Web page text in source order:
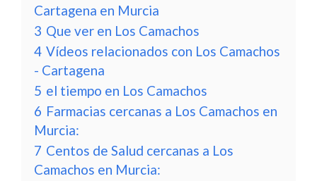
Cartagena en Murcia
3 Que ver en Los Camachos
4 Vídeos relacionados con Los Camachos
- Cartagena
5 el tiempo en Los Camachos
6 Farmacias cercanas a Los Camachos en
Murcia:
7 Centos de Salud cercanas a Los
Camachos en Murcia: